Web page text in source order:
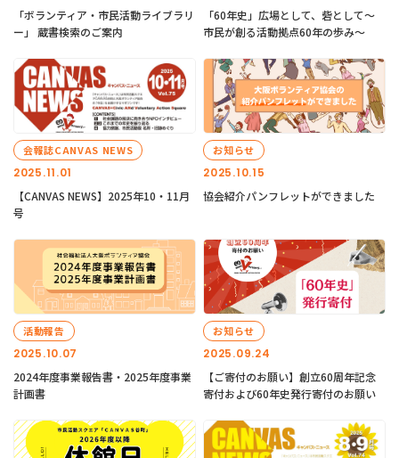
「ボランティア・市民活動ライブラリ
ー」 蔵書検索のご案内
「60年史」広場として、砦として～
市民が創る活動拠点60年の歩み～
2025.11.01
会報誌CANVAS NEWS
【CANVAS NEWS】2025年10・11月
号
2025.10.15
お知らせ
協会紹介パンフレットができました
2025.10.07
活動報告
2024年度事業報告書・2025年度事業
計画書
2025.09.24
お知らせ
【ご寄付のお願い】創立60周年記念
寄付および60年史発行寄付のお願い